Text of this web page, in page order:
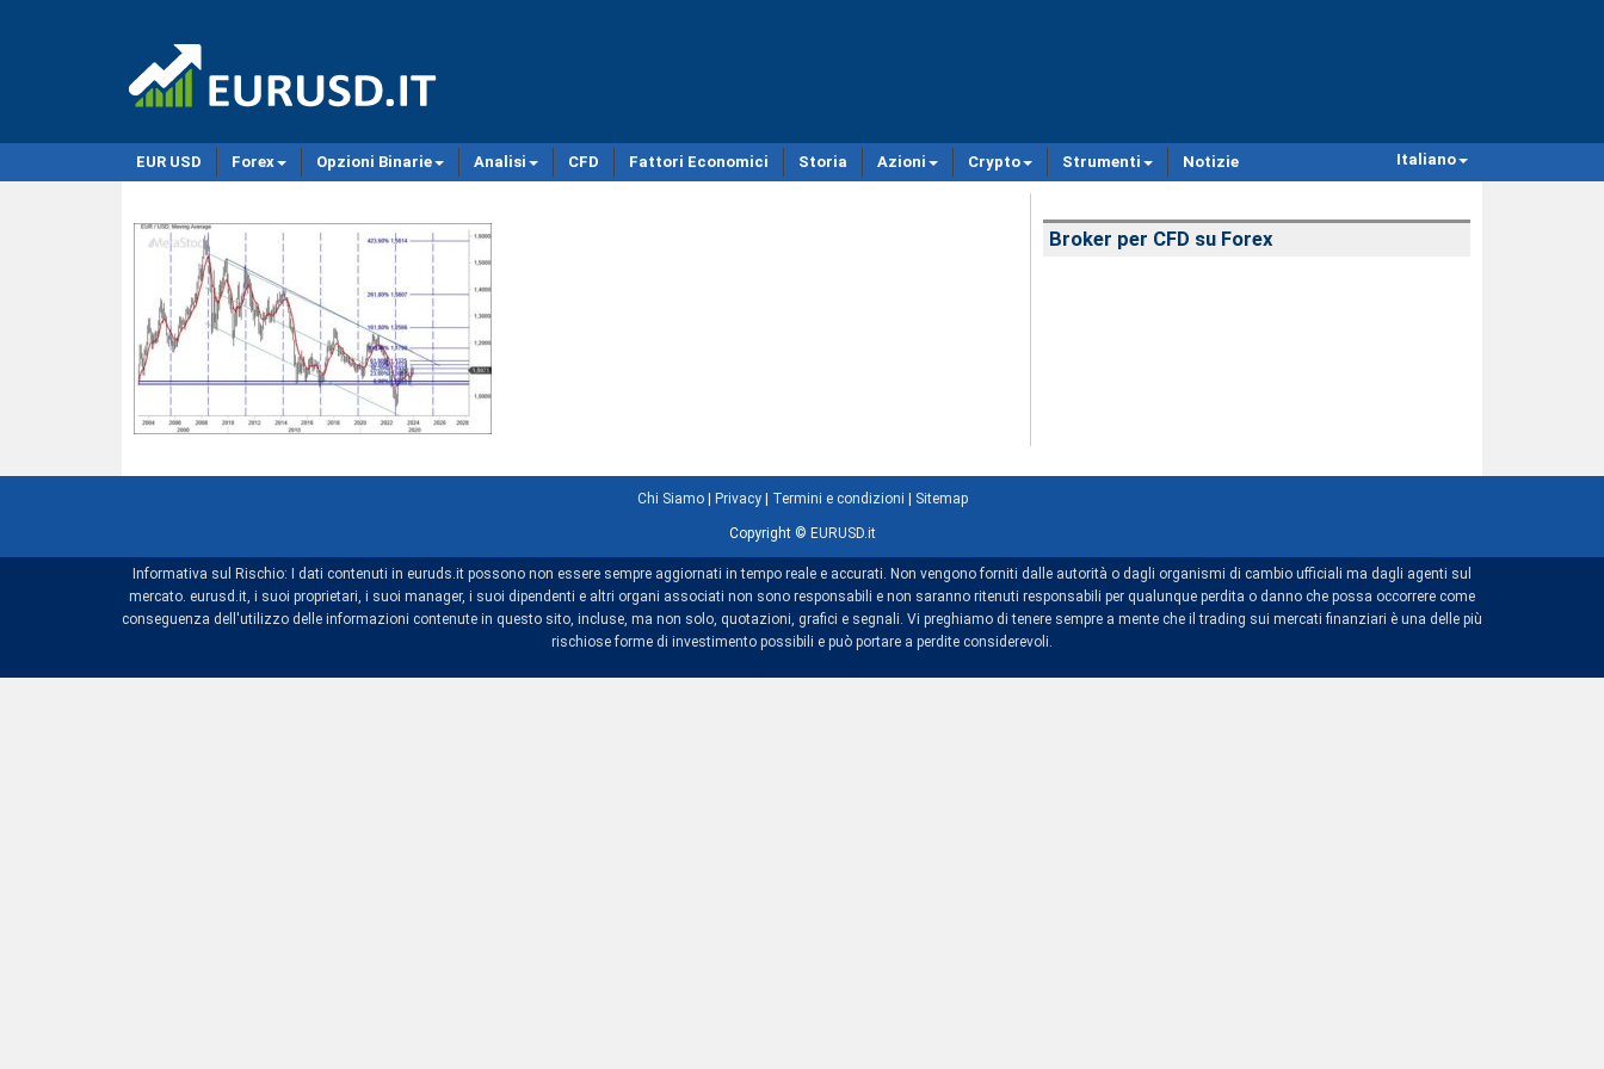
EUR USD Forex Opzioni Binarie Analisi CFD Fattori Economici Storia Azioni Crypto Strumenti Notizie Italiano
Broker per CFD su Forex
Chi Siamo| Privacy| Termini e condizioni Sitemap
Copyright © EURUSD.it
Informativa sul Rischio: I dati contenuti in euruds.it possono non essere sempre aggiornati in tempo reale e accurati. Non vengono forniti dalle autorità o dagli organismi di cambio ufficiali ma dagli agenti sul
mercato. eurusd.it, i suoi proprietari, i suoi manager, i suoi dipendenti e altri organi associati non sono responsabili e non saranno ritenuti responsabili per qualunque perdita o danno che possa occorrere come
conseguenza dell'utilizzo delle informazioni contenute in questo sito, incluse, ma non solo, quotazioni, grafici e segnali. Vi preghiamo di tenere sempre a mente che il trading sui mercati finanziari è una delle più
rischiose forme di investimento possibili e può portare a perdite considerevoli.